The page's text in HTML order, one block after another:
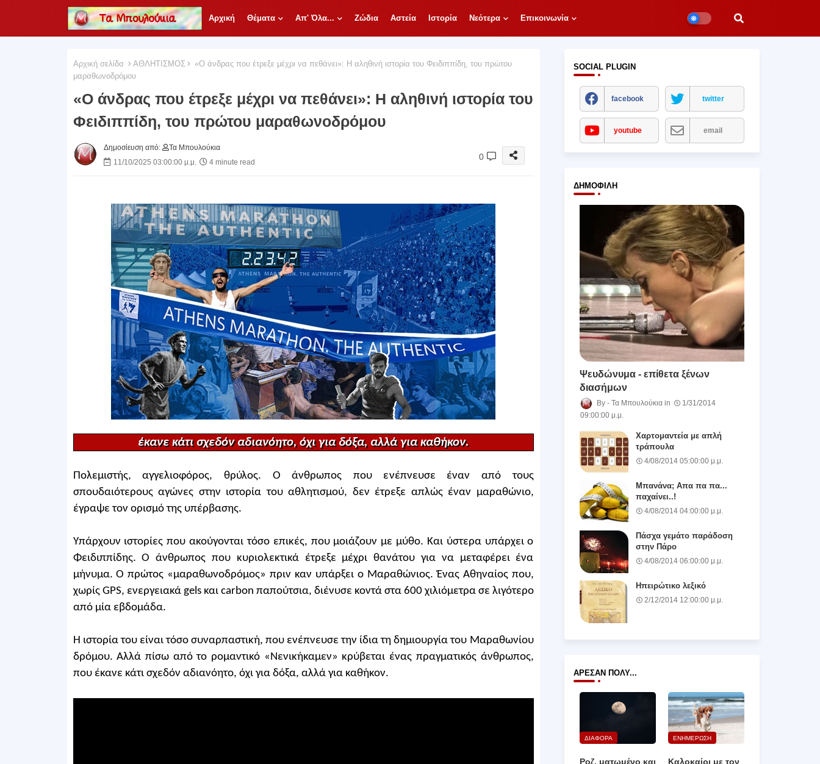
Αρχική Θέματα Απ' Όλα... Ζώδια Αστεία Ιστορία Νεότερα Επικοινωνία
Αρχική σελίδα ΑΘΛΗΤΙΣΜΟΣ
«Ο άνδρας που έτρεξε μέχρι να πεθάνει»: Η αληθινή ιστορία του Φειδιππίδη, του πρώτου
μαραθωνοδρόμου
«Ο άνδρας που έτρεξε μέχρι να πεθάνει»: Η αληθινή ιστορία του
Φειδιππίδη, του πρώτου μαραθωνοδρόμου
Δημοσίευση από:
Τα Μπουλούκια
11/10/2025 03:00:00 μ.μ.
4 minute read
0
έκανε κάτι σχεδόν αδιανόητο, όχι για δόξα, αλλά για καθήκον.
Πολεμιστής, αγγελιοφόρος, θρύλος. Ο άνθρωπος που ενέπνευσε έναν από τους
σπουδαιότερους αγώνες στην ιστορία του αθλητισμού, δεν έτρεξε απλώς έναν μαραθώνιο,
έγραψε τον ορισμό της υπέρβασης.
Υπάρχουν ιστορίες που ακούγονται τόσο επικές, που μοιάζουν με μύθο. Και ύστερα υπάρχει ο
Φειδιππίδης. Ο άνθρωπος που κυριολεκτικά έτρεξε μέχρι θανάτου για να μεταφέρει ένα
μήνυμα. Ο πρώτος «μαραθωνοδρόμος» πριν καν υπάρξει ο Μαραθώνιος. Ένας Αθηναίος που,
χωρίς GPS, ενεργειακά gels και carbon παπούτσια, διένυσε κοντά στα 600 χιλιόμετρα σε λιγότερο
από μία εβδομάδα.
Η ιστορία του είναι τόσο συναρπαστική, που ενέπνευσε την ίδια τη δημιουργία του Μαραθωνίου
δρόμου. Αλλά πίσω από το ρομαντικό «Νενικήκαμεν» κρύβεται ένας πραγματικός άνθρωπος,
που έκανε κάτι σχεδόν αδιανόητο, όχι για δόξα, αλλά για καθήκον.
SOCIAL PLUGIN
facebook twitter
youtube email
ΔΗΜΟΦΙΛΉ
Ψευδώνυμα - επίθετα ξένων
διασήμων
Τα Μπουλούκια
1/31/2014
09:00:00 μ.μ.
Χαρτομαντεία με απλή
τράπουλα
4/08/2014 05:00:00 μ.μ.
Μπανάνα; Απα πα πα...
παχαίνει..!
4/08/2014 04:00:00 μ.μ.
Πάσχα γεμάτο παράδοση
στην Πάρο
4/08/2014 06:00:00 μ.μ.
Ηπειρώτικο λεξικό
2/12/2014 12:00:00 μ.μ.
ΆΡΕΣΑΝ ΠΟΛΎ...
ΔΙΑΦΟΡΑ
Ροζ, ματωμένο και
ΕΝΗΜΕΡΩΣΗ
Καλοκαίρι με τον